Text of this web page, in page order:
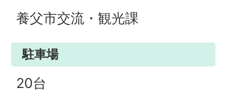
養父市交流・観光課
駐車場
20台